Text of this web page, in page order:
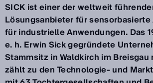
SICK ist einer der weltweit
Lösungsanbieter für
für industrielle Anwendungen. Das
e. h. Erwin Sick gegründete
Stammsitz in Waldkirch im Breisgau
zählt zu den Technologie- und